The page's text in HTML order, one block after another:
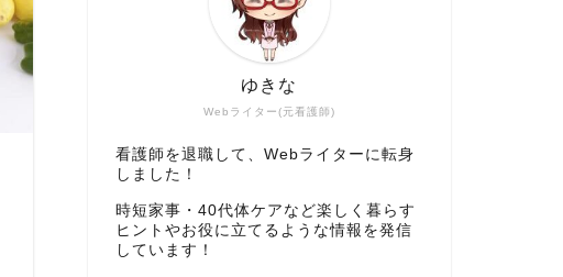
Webライター(元看護師)
ゆきな
看護師を退職して、Webライターに転身
しました！
時短家事・40代体ケアなど楽しく暮らす
ヒントやお役に立てるような情報を発信
しています！